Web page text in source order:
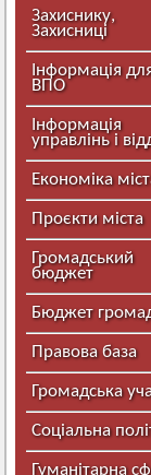
Захиснику,
Захисниці
Інформація
ВПО
Інформація
управлінь і
Економіка
Проєкти міста
Громадський
бюджет
Бюджет
Правова база
Громадська
Соціальна
Гуманітарна